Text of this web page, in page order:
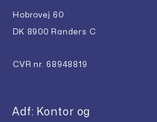
Hobrovej 60
DK 8900 Randers C
CVR nr. 68948819
Adf: Kontor og